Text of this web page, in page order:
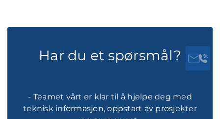
Har du et spørsmål?
- Teamet vårt er klar til å hjelpe deg med
teknisk informasjon, oppstart av prosjekter